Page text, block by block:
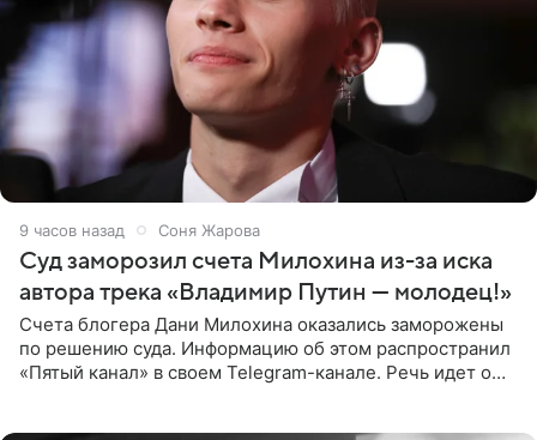
9 часов назад Соня Жарова
Суд заморозил счета Милохина из-за иска
автора трека «Владимир Путин — молодец!»
Счета блогера Дани Милохина оказались заморожены
по решению суда. Информацию об этом распространил
«Пятый канал» в своем Telegram-канале. Речь идет о